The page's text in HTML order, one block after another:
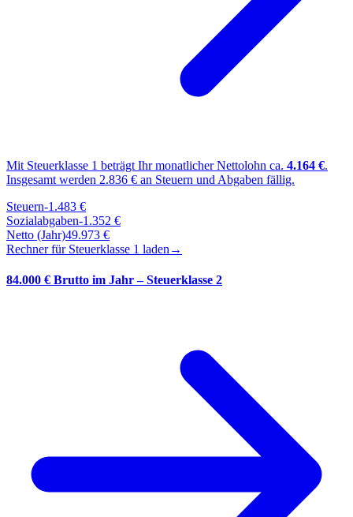
Mit Steuerklasse 1 beträgt Ihr monatlicher Nettolohn ca. 4.164 €.
Insgesamt werden 2.836 € an Steuern und Abgaben fällig.
Steuern-1.483 €
Sozialabgaben-1.352 €
Netto (Jahr)49.973 €
Rechner für Steuerklasse 1 laden →
84.000 € Brutto im Jahr – Steuerklasse 2